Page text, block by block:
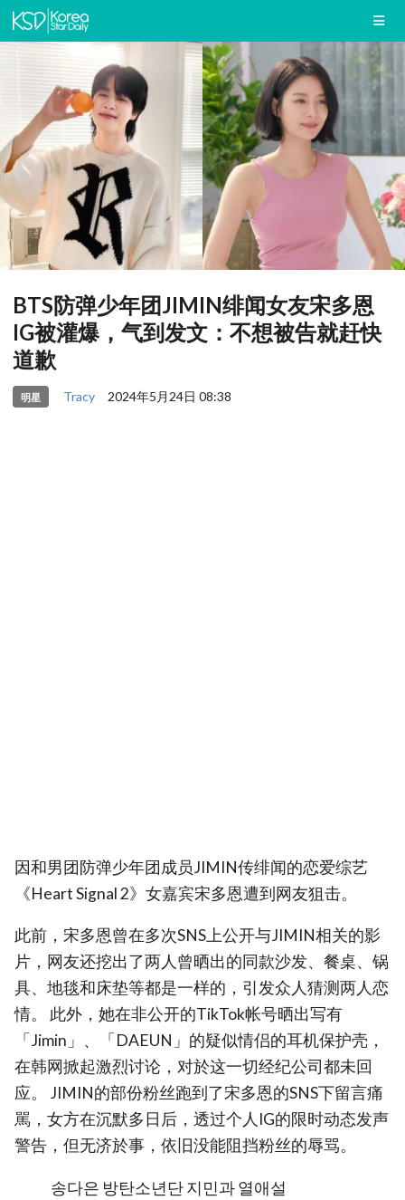
BTS防弹少年团JIMIN绯闻女友宋多恩
IG被灌爆，气到发文：不想被告就赶快
道歉
明星 Tracy 2024年5月24日 08:38
因和男团防弹少年团成员JIMIN传绯闻的恋爱综艺
《Heart Signal 2》女嘉宾宋多恩遭到网友狙击。
此前，宋多恩曾在多次SNS上公开与JIMIN相关的影
片，网友还挖出了两人曾晒出的同款沙发、餐桌、锅
具、地毯和床垫等都是一样的，引发众人猜测两人恋
情。 此外，她在非公开的TikTok帐号晒出写有
「Jimin」、「DAEUN」的疑似情侣的耳机保护壳，
在韩网掀起激烈讨论，对於这一切经纪公司都未回
应。 JIMIN的部份粉丝跑到了宋多恩的SNS下留言痛
駡，女方在沉默多日后，透过个人IG的限时动态发声
警告，但无济於事，依旧没能阻挡粉丝的辱骂。
송다은 방탄소년단 지민과 열애설